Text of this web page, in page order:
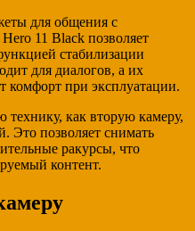
для общения с
11 Black позволяет
стабилизации
для диалогов, а их
комфорт при эксплуатации.
как вторую камеру,
Это позволяет снимать
ракурсы, что
контент.